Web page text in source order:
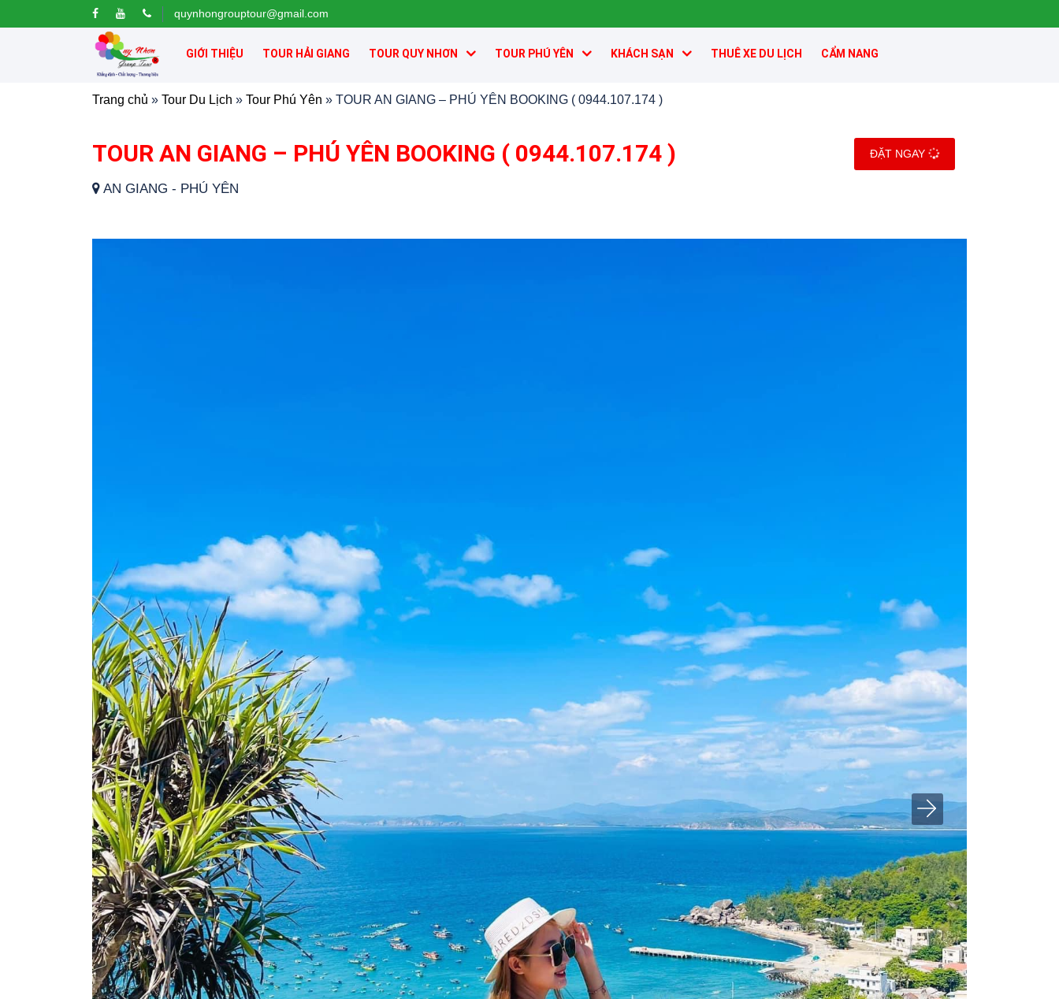
quynhongrouptour@gmail.com
GIỚI THIỆU TOUR HẢI GIANG TOUR QUY NHƠN TOUR PHÚ YÊN KHÁCH SẠN THUÊ XE DU LỊCH CẨM NANG
Trang chủ » Tour Du Lịch » Tour Phú Yên » TOUR AN GIANG – PHÚ YÊN BOOKING ( 0944.107.174 )
TOUR AN GIANG – PHÚ YÊN BOOKING ( 0944.107.174 )
AN GIANG - PHÚ YÊN
ĐẶT NGAY